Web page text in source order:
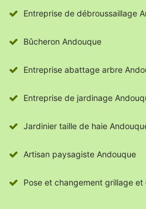
Entreprise de débroussaillage
Bûcheron Andouque
Entreprise abattage arbre
Entreprise de jardinage
Jardinier taille de haie
Artisan paysagiste Andouque
Pose et changement grillage